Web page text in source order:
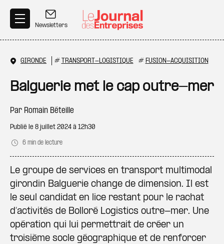
Newsletters
GIRONDE # TRANSPORT-LOGISTIQUE # FUSION-ACQUISITION
Balguerie met le cap outre-mer
Par Romain Béteille
Publié le 8 juillet 2024 à 12h30
6 min de lecture
Le groupe de services en transport multimodal
girondin Balguerie change de dimension. Il est
le seul candidat en lice restant pour le rachat
d’activités de Bolloré Logistics outre-mer. Une
opération qui lui permettrait de créer un
troisième socle géographique et de renforcer